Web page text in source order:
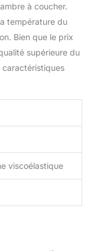
de 4 cm,
/
:
et 40%
les
tout en
dorsales et
la
sur le
réparateur
à coucher.
température du
Bien que le prix
supérieure du
viscoélastique